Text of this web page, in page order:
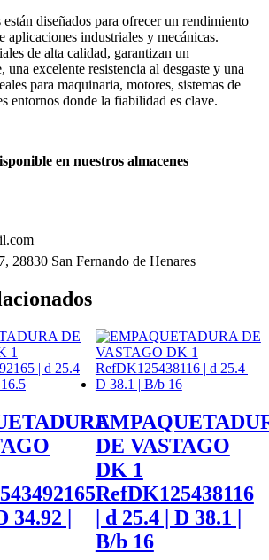
diseñados para ofrecer un rendimiento
aplicaciones industriales y mecánicas.
de alta calidad, garantizan un
una excelente resistencia al desgaste y una
para maquinaria, motores, sistemas de
entornos donde la fiabilidad es clave.
en nuestros almacenes
28830 San Fernando de Henares
34.92 |
DE VASTAGO
DK 1
RefDK125438116
| d 25.4 | D 38.1 |
B/b 16